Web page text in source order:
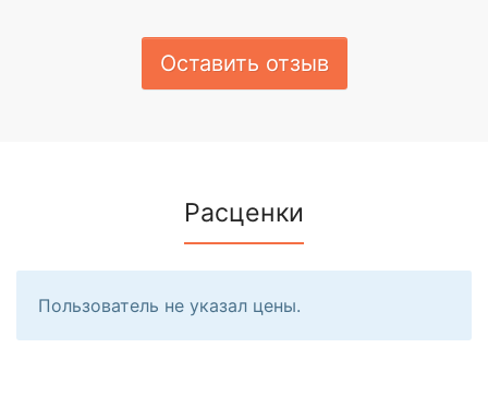
Оставить отзыв
Расценки
Пользователь не указал цены.